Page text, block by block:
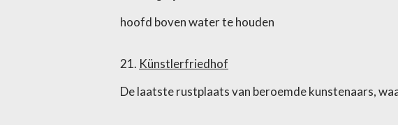
hoofd boven water te houden
21. Künstlerfriedhof
De laatste rustplaats van beroemde kunstenaars,